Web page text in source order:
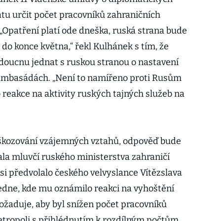
určit počet pracovníků zahraničních
platí ode dneška, ruská strana bude
konce května,“ řekl Kulhánek s tím, že
jednat s ruskou stranou o nastavení
„Není to namířeno proti Rusům
na aktivity ruských tajných služeb na
vzájemných vztahů, odpověď bude
mluvčí ruského ministerstva zahraničí
předvolalo českého velvyslance Vítězslava
kde mu oznámilo reakci na vyhoštění
aby byl snížen počet pracovníků